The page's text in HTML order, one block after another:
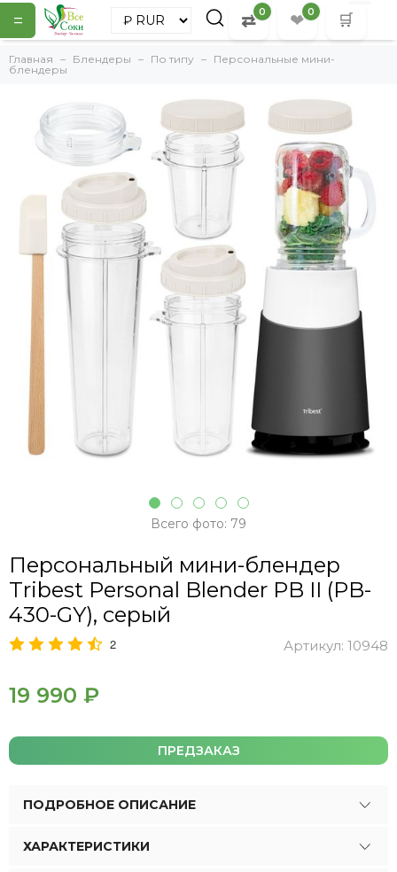
= ⇄ 0 ❤ 0 🛒
Главная Блендеры По типу
Персональные мини-
блендеры
Всего фото: 79
Персональный мини-блендер
Tribest Personal Blender PB II (PB-
430-GY), серый
2 Артикул: 10948
19 990 ₽
ПРЕДЗАКАЗ
ПОДРОБНОЕ ОПИСАНИЕ
ХАРАКТЕРИСТИКИ